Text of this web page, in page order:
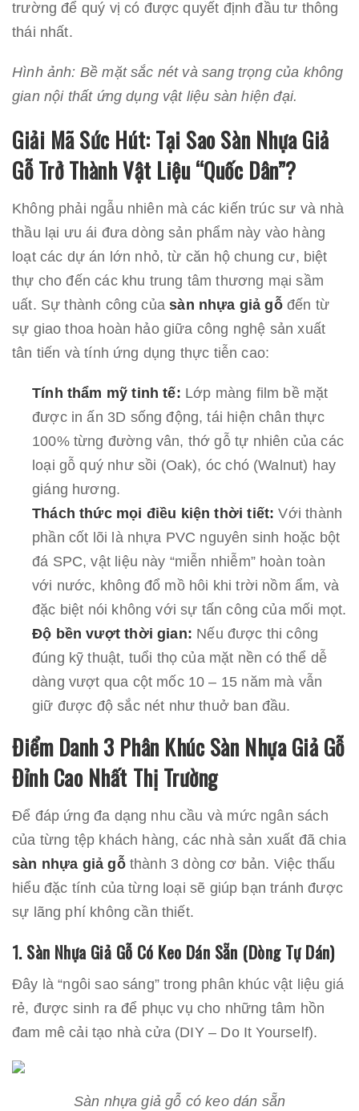
trường để quý vị có được quyết định đầu tư thông
thái nhất.
Hình ảnh: Bề mặt sắc nét và sang trọng của không
gian nội thất ứng dụng vật liệu sàn hiện đại.
Giải Mã Sức Hút: Tại Sao Sàn Nhựa Giả
Gỗ Trở Thành Vật Liệu “Quốc Dân”?
Không phải ngẫu nhiên mà các kiến trúc sư và nhà
thầu lại ưu ái đưa dòng sản phẩm này vào hàng
loạt các dự án lớn nhỏ, từ căn hộ chung cư, biệt
thự cho đến các khu trung tâm thương mại sầm
uất. Sự thành công củasàn nhựa giả gỗđến từ
sự giao thoa hoàn hảo giữa công nghệ sản xuất
tân tiến và tính ứng dụng thực tiễn cao:
Tính thẩm mỹ tinh tế: Lớp màng film bề mặt
được in ấn 3D sống động, tái hiện chân thực
100% từng đường vân, thớ gỗ tự nhiên của các
loại gỗ quý như sồi (Oak), óc chó (Walnut) hay
giáng hương.
Thách thức mọi điều kiện thời tiết: Với thành
phần cốt lõi là nhựa PVC nguyên sinh hoặc bột
đá SPC, vật liệu này “miễn nhiễm” hoàn toàn
với nước, không đổ mồ hôi khi trời nồm ẩm, và
đặc biệt nói không với sự tấn công của mối mọt.
Độ bền vượt thời gian: Nếu được thi công
đúng kỹ thuật, tuổi thọ của mặt nền có thể dễ
dàng vượt qua cột mốc 10 – 15 năm mà vẫn
giữ được độ sắc nét như thuở ban đầu.
Điểm Danh 3 Phân Khúc Sàn Nhựa Giả Gỗ
Đỉnh Cao Nhất Thị Trường
Để đáp ứng đa dạng nhu cầu và mức ngân sách
của từng tệp khách hàng, các nhà sản xuất đã chia
sàn nhựa giả gỗthành 3 dòng cơ bản. Việc thấu
hiểu đặc tính của từng loại sẽ giúp bạn tránh được
sự lãng phí không cần thiết.
1. Sàn Nhựa Giả Gỗ Có Keo Dán Sẵn (Dòng Tự Dán)
Đây là “ngôi sao sáng” trong phân khúc vật liệu giá
rẻ, được sinh ra để phục vụ cho những tâm hồn
đam mê cải tạo nhà cửa (DIY – Do It Yourself).
Sàn nhựa giả gỗ có keo dán sẵn